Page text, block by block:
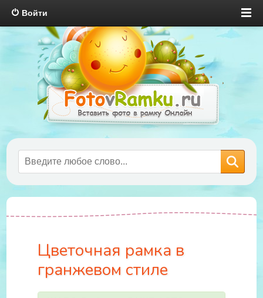
Войти
Цветочная рамка в
гранжевом стиле